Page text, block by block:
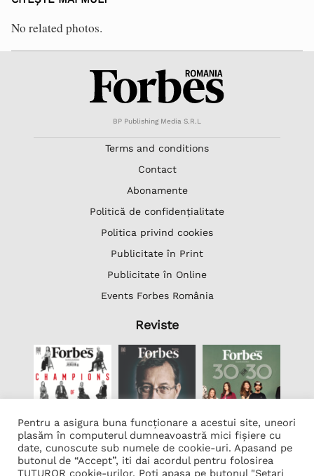
No related photos.
BP Publishing Media S.R.L
Terms and conditions
Contact
Abonamente
Politică de confidențialitate
Politica privind cookies
Publicitate în Print
Publicitate în Online
Events Forbes România
Reviste
Lista Firme
Pentru a asigura buna funcționare a acestui site, uneori
plasăm în computerul dumneavoastră mici fișiere cu
date, cunoscute sub numele de cookie-uri. Apasand pe
butonul de “Accept”, iti dai acordul pentru folosirea
TUTUROR cookie-urilor. Poti apasa pe butonul "Setari